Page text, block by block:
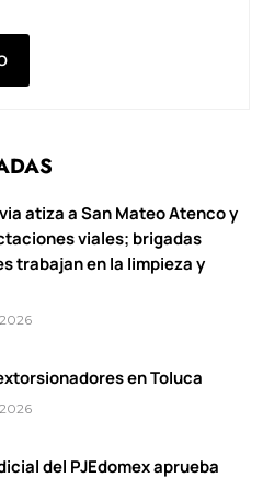
atiza a San Mateo Atenco y
viales; brigadas
trabajan en la limpieza y
en Toluca
del PJEdomex aprueba